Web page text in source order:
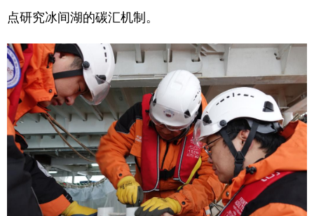
点研究冰间湖的碳汇机制。